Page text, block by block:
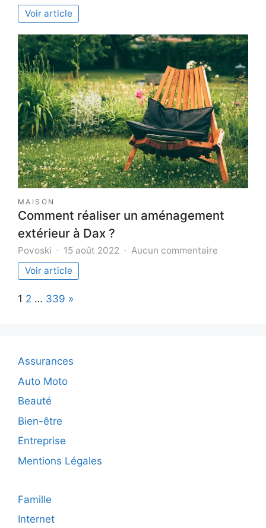
qualité
de
la
construction
d’une
maison
?
Voir article
MAISON
Comment réaliser un aménagement
extérieur à Dax ?
Povoski 15 août 2022 Aucun commentaire
Voir article
Page:
1 2 … 339 Next
»
Assurances
Auto Moto
Beauté
Bien-être
Entreprise
Mentions Légales
Famille
Internet